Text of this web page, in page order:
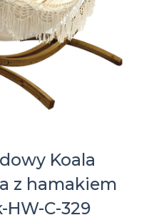
Koala
z hamakiem
HW-C-329